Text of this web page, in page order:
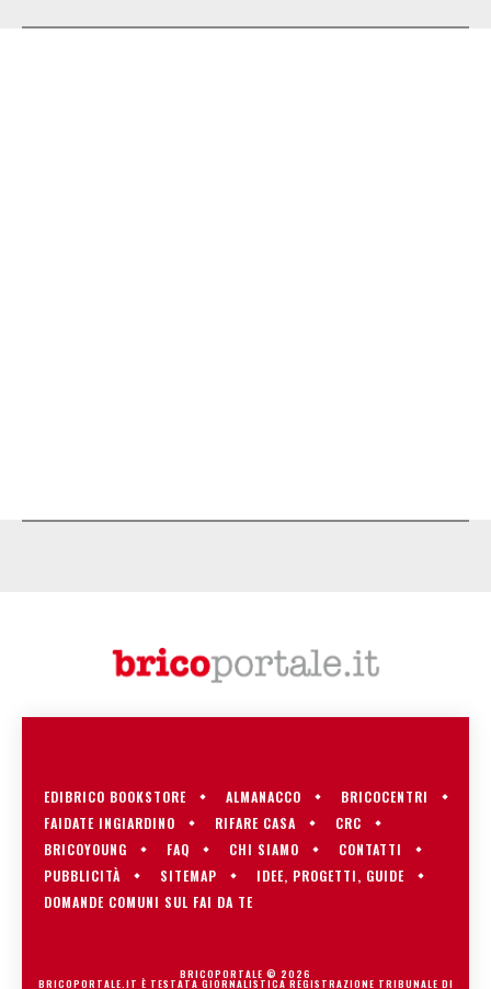
EDIBRICO BOOKSTORE ALMANACCO
BRICOCENTRI
FAIDATE INGIARDINO
RIFARE CASA
CRC
BRICOYOUNG
FAQ CHI SIAMO
CONTATTI
PUBBLICITÀ
SITEMAP
IDEE, PROGETTI, GUIDE
DOMANDE COMUNI SUL FAI DA TE
BRICOPORTALE © 2026
BRICOPORTALE.IT È TESTATA GIORNALISTICA REGISTRAZIONE TRIBUNALE DI